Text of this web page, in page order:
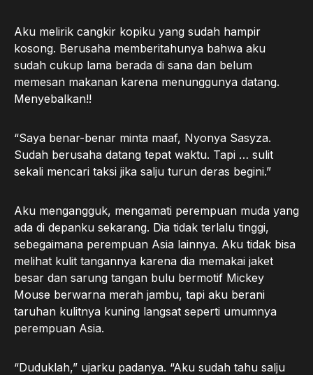
Aku melirik cangkir kopiku yang sudah hampir
kosong. Berusaha memberitahunya bahwa aku
sudah cukup lama berada di sana dan belum
memesan makanan karena menunggunya datang.
Menyebalkan!!
“Saya benar-benar minta maaf, Nyonya Sasyza.
Sudah berusaha datang tepat waktu. Tapi … sulit
sekali mencari taksi jika salju turun deras begini.”
Aku mengangguk, mengamati perempuan muda yang
ada di depanku sekarang. Dia tidak terlalu tinggi,
sebegaimana perempuan Asia lainnya. Aku tidak bisa
melihat kulit tangannya karena dia memakai jaket
besar dan sarung tangan bulu bermotif Mickey
Mouse berwarna merah jambu, tapi aku berani
taruhan kulitnya kuning langsat seperti umumnya
perempuan Asia.
“Duduklah,” ujarku padanya. “Aku sudah tahu salju